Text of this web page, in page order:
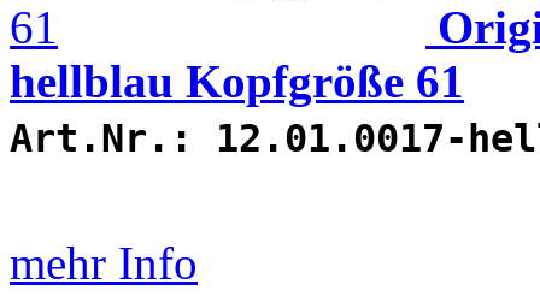
hellblau Kopfgröße 61
Art.Nr.: 12.01.0017-
mehr Info